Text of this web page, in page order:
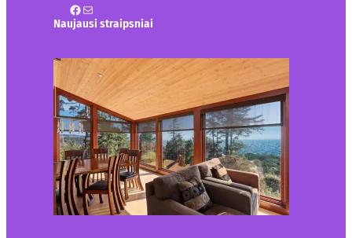
Facebook Mail
Naujausi straipsniai
Kur nusipirkti medines
žaliuzes Klaipėdoje?
2026-08-01